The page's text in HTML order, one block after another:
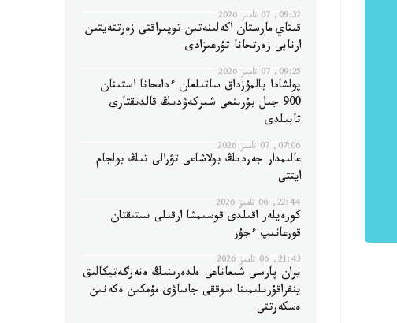
09:52, 07 تامىز 2026
قىتاي مارستان اكەلىنەتىن توپىراقتى زەرتتەيتىن
ارنايى زەرتحانا تۇرعىزادى
09:25, 07 تامىز 2026
پولشادا بالمۇزداق ساتىلعان ءدامحانا استىنان
900 جىل بۇرىنعى شىركەۋدىڭ قالدىقتارى
تابىلدى
07:06, 07 تامىز 2026
عالىمدار جەردىڭ بولاشاعى تۋرالى تىڭ بولجام
ايتتى
22:44, 06 تامىز 2026
كورەيلەر اقىلدى قوسىمشا ارقىلى ىستىقتان
قورعانىپ ءجۇر
21:43, 06 تامىز 2026
يران پارسى شىعاناعى ەلدەرىنىڭ ەنەرگەتيكالىق
ينفراقۇرىلىمىنا سوققى جاساۋى مۇمكىن ەكەنىن
ەسكەرتتى